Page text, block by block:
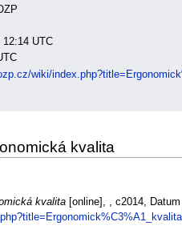
UTC
wiki/
kvalita
kvalita[online], , c2014, Datum